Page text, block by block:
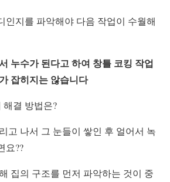
인지를 파악해야 다음 작업이 수월해
누수가 된다고 하여 창틀 코킹 작업
잡히지는 않습니다
해결 방법은?
고 나서 그 눈들이 쌓인 후 얼어서 녹
요??
집의 구조를 먼저 파악하는 것이 중